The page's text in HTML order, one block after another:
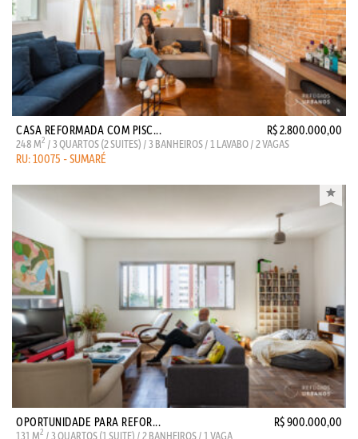
CASA REFORMADA COM PISC... R$ 2.800.000,00
248 M2 / 3 QUARTOS (2 SUITES) / 3 BANHEIROS / 1 LAVABO / 2 VAGAS
RU: 10075 - SUMARÉ
OPORTUNIDADE PARA REFOR... R$ 900.000,00
131 M2 / 3 QUARTOS (1 SUITE) / 2 BANHEIROS / 1 VAGA